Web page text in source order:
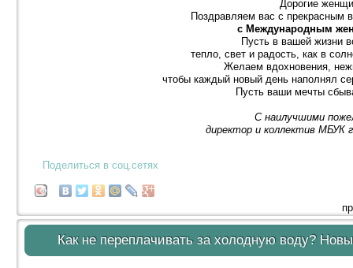
Дорогие
Поздравляем вас с прекрасным
с Международным
Пусть в вашей жизни
тепло, свет и радость, как в
Желаем вдохновения,
чтобы каждый новый день наполнял
Пусть ваши мечты
С наилучшими
директор и коллектив МБУК
Поделиться в соц.сетях
Как не переплачивать за холодную воду?